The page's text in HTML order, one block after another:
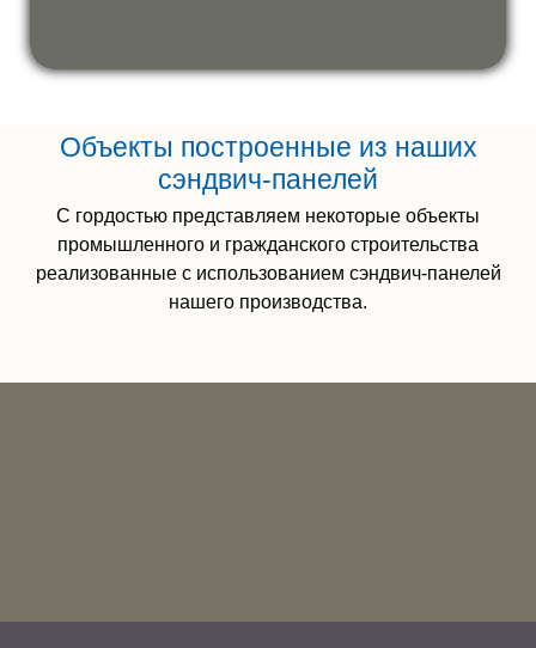
Объекты построенные из наших
сэндвич-панелей
С гордостью представляем некоторые объекты
промышленного и гражданского строительства
реализованные с использованием сэндвич-панелей
нашего производства.